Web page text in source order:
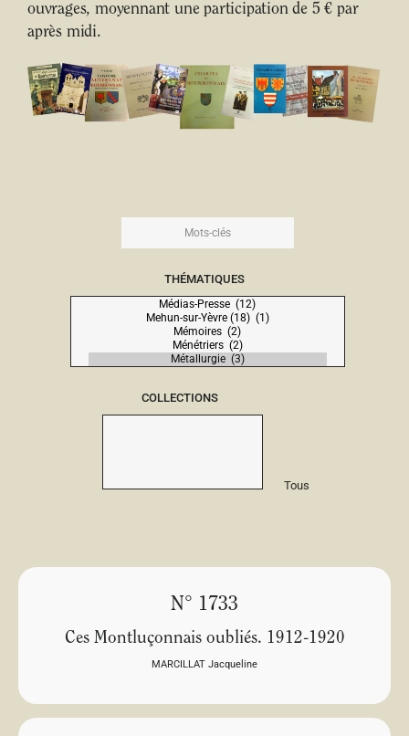
ouvrages, moyennant une participation de 5 € par
après midi.
THÉMATIQUES
COLLECTIONS
Tous
N° 1733
Ces Montluçonnais oubliés. 1912-1920
MARCILLAT Jacqueline